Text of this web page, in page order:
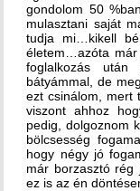
gondolom 50
mulasztani saját
tudja mi…kikell
életem…azóta
foglalkozás
bátyámmal, de
ezt csinálom, mert
viszont ahhoz
pedig, dolgoznom
bölcsesség
hogy négy jó
már borzasztó
ez is az én